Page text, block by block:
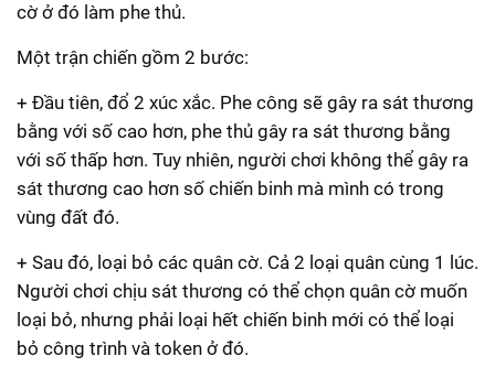
cờ ở đó làm phe thủ.
Một trận chiến gồm 2 bước:
+ Đầu tiên, đổ 2 xúc xắc. Phe công sẽ gây ra sát thương
bằng với số cao hơn, phe thủ gây ra sát thương bằng
với số thấp hơn. Tuy nhiên, người chơi không thể gây ra
sát thương cao hơn số chiến binh mà mình có trong
vùng đất đó.
+ Sau đó, loại bỏ các quân cờ. Cả 2 loại quân cùng 1 lúc.
Người chơi chịu sát thương có thể chọn quân cờ muốn
loại bỏ, nhưng phải loại hết chiến binh mới có thể loại
bỏ công trình và token ở đó.